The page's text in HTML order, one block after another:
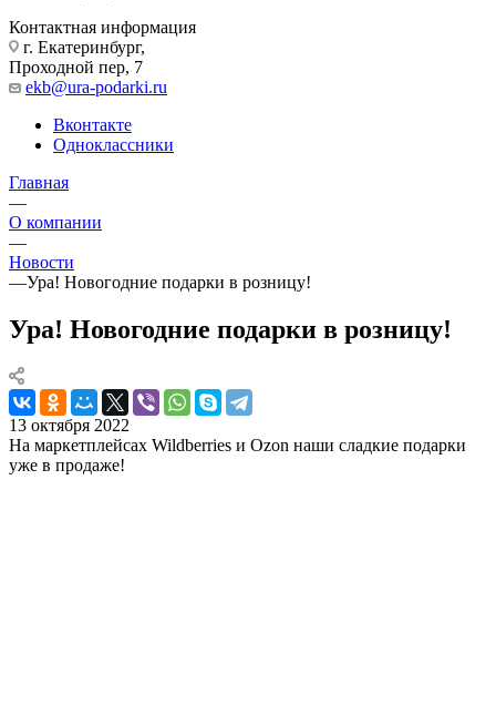
Контактная информация
г. Екатеринбург,
Проходной пер, 7
ekb@ura-podarki.ru
Вконтакте
Одноклассники
Главная
—
О компании
—
Новости
—Ура! Новогодние подарки в розницу!
Ура! Новогодние подарки в розницу!
13 октября 2022
На маркетплейсах Wildberries и Ozon наши сладкие подарки
уже в продаже!